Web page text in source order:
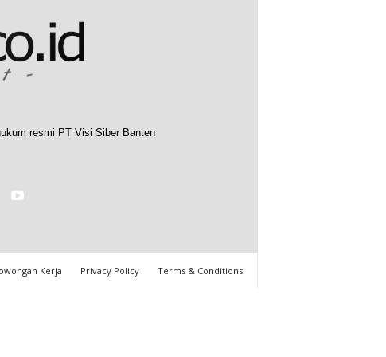
resmi PT Visi Siber Banten
Kerja Privacy Policy Terms & Conditions